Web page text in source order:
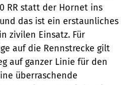
RR statt der Hornet ins
und das ist ein erstaunliches
zivilen Einsatz. Für
auf die Rennstrecke gilt
auf ganzer Linie für den
überraschende